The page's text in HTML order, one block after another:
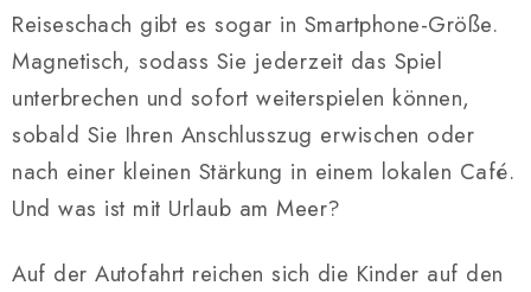
Reiseschach gibt es sogar in Smartphone-Größe.
Magnetisch, sodass Sie jederzeit das Spiel
unterbrechen und sofort weiterspielen können,
sobald Sie Ihren Anschlusszug erwischen oder
nach einer kleinen Stärkung in einem lokalen Café.
Und was ist mit Urlaub am Meer?
Auf der Autofahrt reichen sich die Kinder auf den